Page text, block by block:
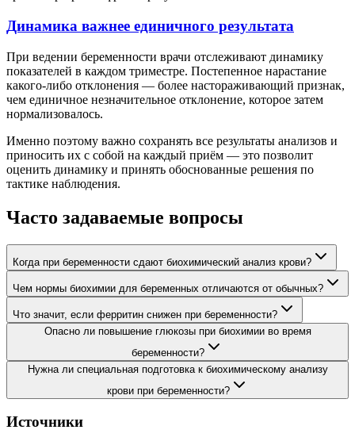
Динамика важнее единичного результата
При ведении беременности врачи отслеживают динамику
показателей в каждом триместре. Постепенное нарастание
какого-либо отклонения — более настораживающий признак,
чем единичное незначительное отклонение, которое затем
нормализовалось.
Именно поэтому важно сохранять все результаты анализов и
приносить их с собой на каждый приём — это позволит
оценить динамику и принять обоснованные решения по
тактике наблюдения.
Часто задаваемые вопросы
Когда при беременности сдают биохимический анализ крови?
Чем нормы биохимии для беременных отличаются от обычных?
Что значит, если ферритин снижен при беременности?
Опасно ли повышение глюкозы при биохимии во время
беременности?
Нужна ли специальная подготовка к биохимическому анализу
крови при беременности?
Источники